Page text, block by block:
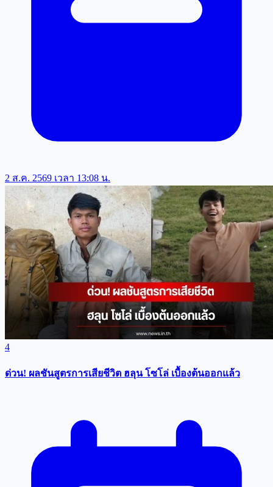
2 ส.ค. 2569 เวลา 13:08 น.
4
ด่วน! ผลชันสูตรการเสียชีวิต ฮลุน โซโล่ เบื้องต้นออกแล้ว